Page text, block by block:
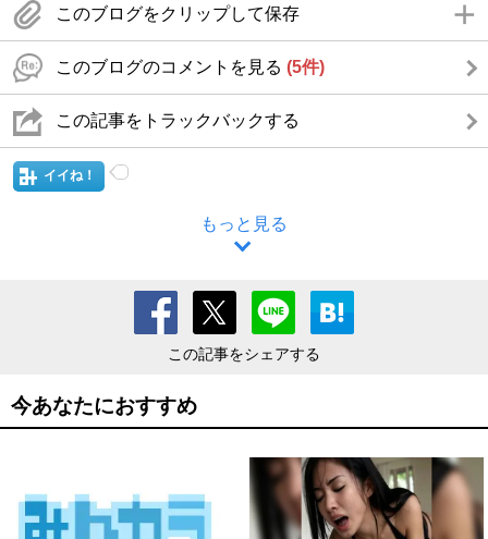
このブログをクリップして保存
このブログのコメントを見る (5件)
この記事をトラックバックする
イイね！
もっと見る
この記事をシェアする
今あなたにおすすめ